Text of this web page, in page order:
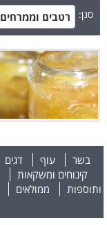
סנן: רטבים וממרחים
בשר עוף דגים
קינוחים ומשקאות
ותוספות
ממולאים